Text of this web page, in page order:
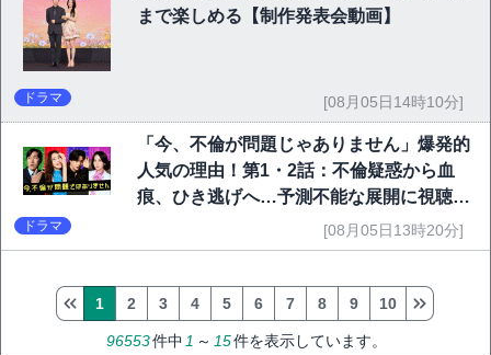
まで楽しめる【制作発表会動画】
ドラマ [08月05日14時10分]
「今、不倫が問題じゃありません」爆発的
人気の理由！第1・2話：不倫疑惑から血
痕、ひき逃げへ…予測不能な展開に視聴者
ドラマ [08月05日13時20分]
96553件中 1 ～ 15件を表示しています。
1 2 3 4 5 6 7 8 9 10